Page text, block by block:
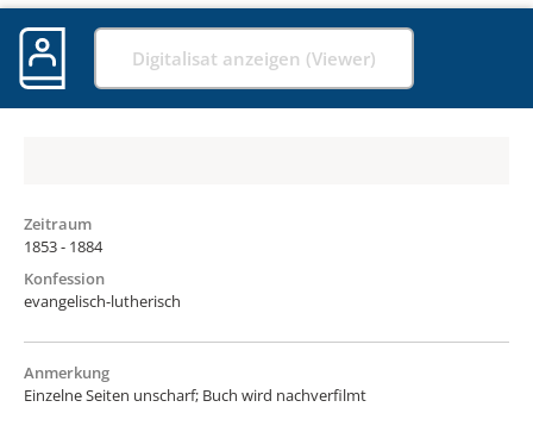
Digitalisat anzeigen (Viewer)
Zeitraum
1853 - 1884
Konfession
evangelisch-lutherisch
Anmerkung
Einzelne Seiten unscharf; Buch wird nachverfilmt